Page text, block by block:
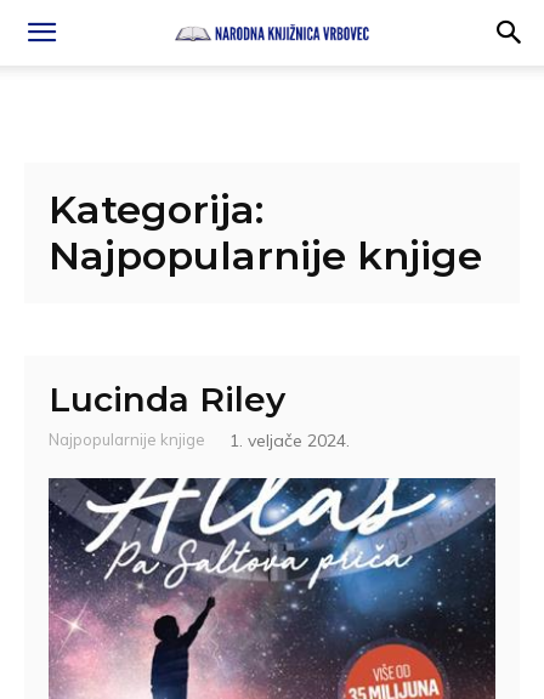
Kategorija:
Najpopularnije knjige
Lucinda Riley
Najpopularnije knjige 1. veljače 2024.